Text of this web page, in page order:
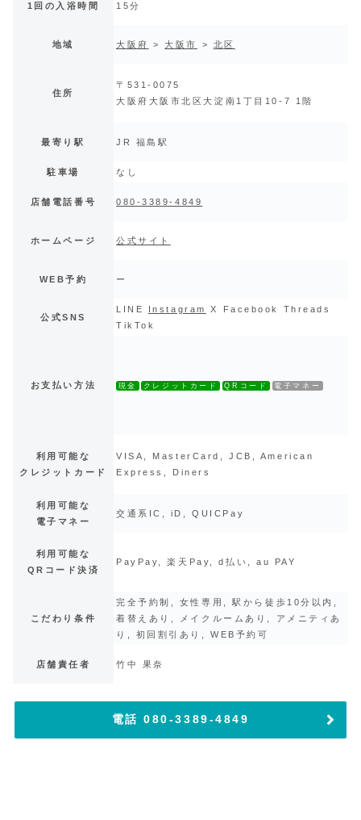
1回の入浴時間 15分
地域 大阪府 >大阪市 > 北区
住所
〒531-0075
大阪府大阪市北区大淀南1丁目10-7 1階
最寄り駅 JR 福島駅
駐車場 なし
店舗電話番号 080-3389-4849
ホームページ 公式サイト
WEB予約 ー
公式SNS
LINE Instagram
X Facebook Threads
TikTok
お支払い方法 現金 クレジットカード QRコード 電子マネー
利用可能な
クレジットカード
VISA, MasterCard, JCB, American
Express, Diners
利用可能な
電子マネー
交通系IC, iD, QUICPay
利用可能な
QRコード決済
PayPay, 楽天Pay, d払い, au PAY
こだわり条件
完全予約制, 女性専用, 駅から徒歩10分以内,
着替えあり, メイクルームあり, アメニティあ
り, 初回割引あり, WEB予約可
店舗責任者 竹中 果奈
電話 080-3389-4849